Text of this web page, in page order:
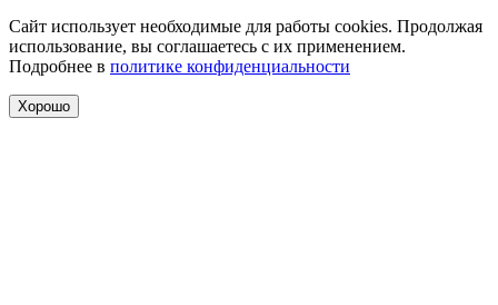
Сайт использует необходимые для работы cookies. Продолжая
использование, вы соглашаетесь с их применением.
Подробнее в политике конфиденциальности
Хорошо